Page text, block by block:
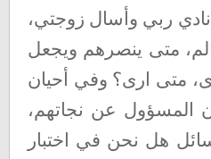
ربي وأسال زوجتي،
متى ينصرهم ويجعل
متى ارى؟ وفي أحيان
المسؤول عن نجاتهم،
هل نحن في اختبار